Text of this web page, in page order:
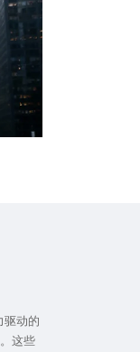
驱动的
这些